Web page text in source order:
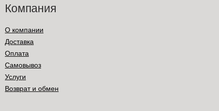
Компания
О компании
Доставка
Оплата
Самовывоз
Услуги
Возврат и обмен